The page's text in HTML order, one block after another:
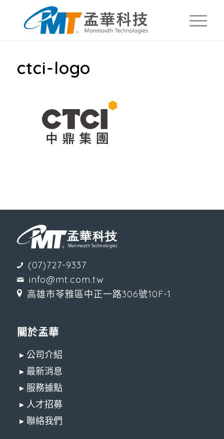
ctci-logo
(07)727-9337
info@mt.com.tw
高雄市苓雅區中正一路306號10F-1
關於孟華
▸ 公司介紹
▸ 最新消息
▸ 服務據點
▸ 人才招募
▸ 聯絡我們